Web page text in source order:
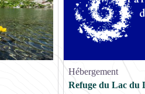
Hébergement
Refuge du Lac du